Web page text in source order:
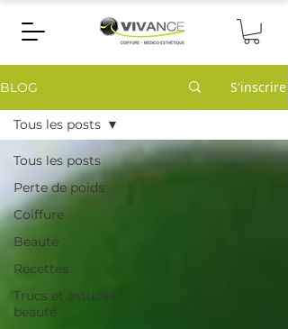
BLOG S'inscrire
Tous les posts
Perte de poids
Coiffure
Beauté
Recettes
Trucs et astuces
beauté
Tous les posts